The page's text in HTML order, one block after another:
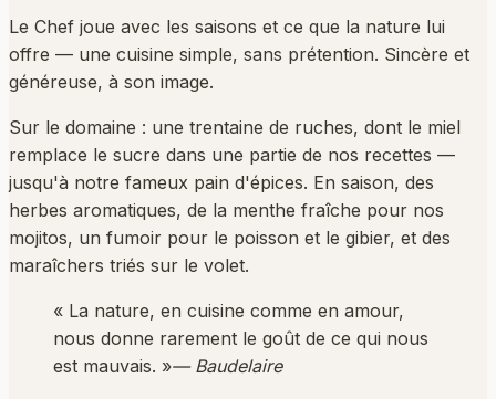
Le Chef joue avec les saisons et ce que la nature lui
offre — une cuisine simple, sans prétention. Sincère et
généreuse, à son image.
Sur le domaine : une trentaine de ruches, dont le miel
remplace le sucre dans une partie de nos recettes —
jusqu'à notre fameux pain d'épices. En saison, des
herbes aromatiques, de la menthe fraîche pour nos
mojitos, un fumoir pour le poisson et le gibier, et des
maraîchers triés sur le volet.
« La nature, en cuisine comme en amour,
nous donne rarement le goût de ce qui nous
est mauvais. »— Baudelaire